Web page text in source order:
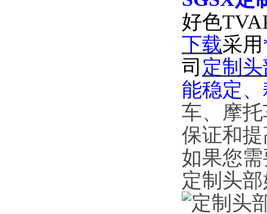
好色
下载采用
司 定制
能稳定
车、
保证和
如果您需
定制头